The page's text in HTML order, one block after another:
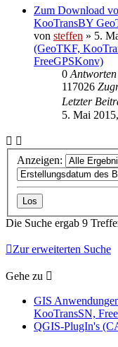
Zum Download
KooTransBY
von steffen » 5.
(GeoTKF,
FreeGPSKonv)
0 Antworten
117026
Letzter
5. Mai
Anzeigen:
Die Suche ergab 9
Zur erweiterten Suche
Gehe zu
GIS
KooTransSN,
QGIS-PlugIn's